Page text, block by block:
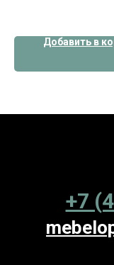
Добавить в
+7